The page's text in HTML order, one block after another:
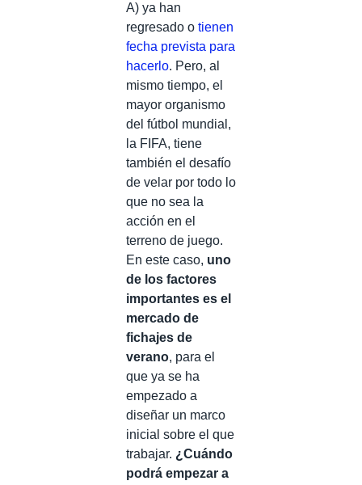
A) ya han
regresado o tienen
fecha prevista para
hacerlo. Pero, al
mismo tiempo, el
mayor organismo
del fútbol mundial,
la FIFA, tiene
también el desafío
de velar por todo lo
que no sea la
acción en el
terreno de juego.
En este caso, uno
de los factores
importantes es el
mercado de
fichajes de
verano, para el
que ya se ha
empezado a
diseñar un marco
inicial sobre el que
trabajar. ¿Cuándo
podrá empezar a